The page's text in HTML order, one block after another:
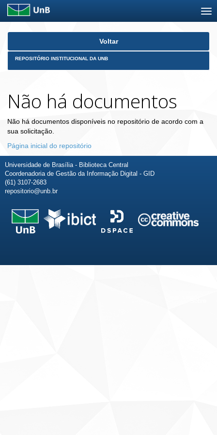
Skip
Voltar
REPOSITÓRIO INSTITUCIONAL DA UNB
Não há documentos
Não há documentos disponíveis no repositório de acordo com a
sua solicitação.
Página inicial do repositório
Universidade de Brasília - Biblioteca Central
Coordenadoria de Gestão da Informação Digital - GID
(61) 3107-2683
repositorio@unb.br